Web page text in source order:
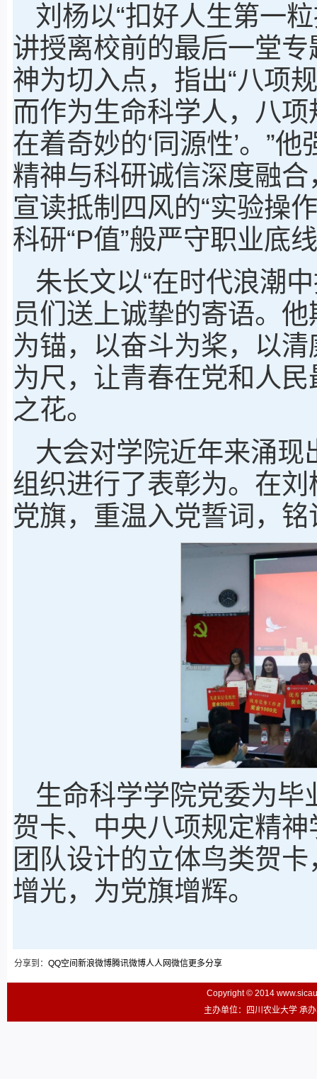
刘杨以“扣好人生第一
讲授离校前的最后一堂
神为切入点，指出“八项
而作为生命科学人，八
在着奇妙的‘同源性’。”
精神与科研诚信深度融
宣读抵制四风的“实验操
科研“P值”般严守职业底
朱长文以“在时代浪潮
员们送上诚挚的寄语。
为锚，以奋斗为桨，以
为尺，让青春在党和人
之花。
大会对学院近年来涌
组织进行了表彰为。在
党旗，重温入党誓词，
生命科学学院党委为毕
贺卡、中央八项规定精神
团队设计的立体鸟类贺
增光，为党旗增辉。
分享到： QQ空间 新浪微博腾讯微博人人网微信更多分享
Copyright © 2014
主办单位：四川农业大学 承